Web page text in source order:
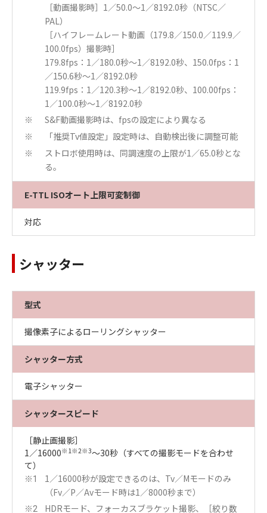
［動画撮影時］1／50.0～1／8192.0秒（NTSC／
PAL）
［ハイフレームレート動画（179.8／150.0／119.9／
100.0fps）撮影時］
179.8fps：1／180.0秒〜1／8192.0秒、150.0fps：1
／150.6秒〜1／8192.0秒
119.9fps：1／120.3秒〜1／8192.0秒、100.00fps：
1／100.0秒〜1／8192.0秒
※ S&F動画撮影時は、fpsの設定により異なる
※ 「推奨Tv値設定」設定時は、自動検出後に調整可能
※
ストロボ使用時は、同調速度の上限が1／65.0秒とな
る。
E-TTL ISOオート上限可変制御
対応
シャッター
型式
撮像素子によるローリングシャッター
シャッター方式
電子シャッター
シャッタースピード
［静止画撮影］
1／16000※1※2※3～30秒（すべての撮影モードを合わせ
て）
※1
1／16000秒が設定できるのは、Tv／Mモードのみ
（Fv／P／Avモード時は1／8000秒まで）
※2 HDRモード、フォーカスブラケット撮影、［絞り数